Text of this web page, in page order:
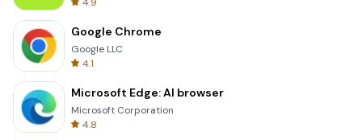
Google Chrome
Google LLC
4.1
Microsoft Edge: AI browser
Microsoft Corporation
4.8